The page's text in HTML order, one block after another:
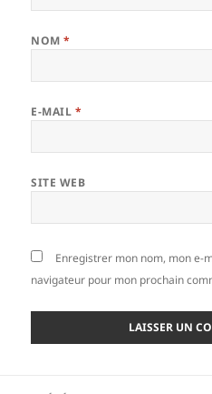
NOM*
E-MAIL *
SITE WEB
Enregistrer mon nom, mon e-
navigateur pour mon prochain